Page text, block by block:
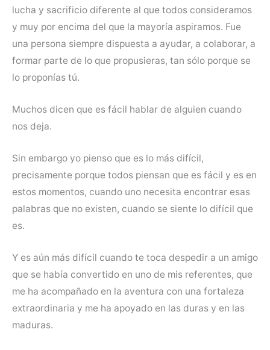
lucha y sacrificio diferente al que todos consideramos
y muy por encima del que la mayoría aspiramos. Fue
una persona siempre dispuesta a ayudar, a colaborar, a
formar parte de lo que propusieras, tan sólo porque se
lo proponías tú.
Muchos dicen que es fácil hablar de alguien cuando
nos deja.
Sin embargo yo pienso que es lo más difícil,
precisamente porque todos piensan que es fácil y es en
estos momentos, cuando uno necesita encontrar esas
palabras que no existen, cuando se siente lo difícil que
es.
Y es aún más difícil cuando te toca despedir a un amigo
que se había convertido en uno de mis referentes, que
me ha acompañado en la aventura con una fortaleza
extraordinaria y me ha apoyado en las duras y en las
maduras.